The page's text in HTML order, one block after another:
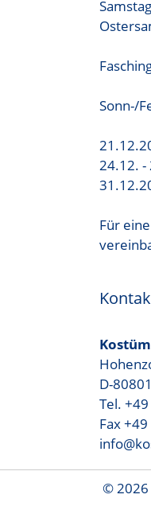
Sonn-/
24.12. -
Für
D-
Tel.
Fax
© 2026